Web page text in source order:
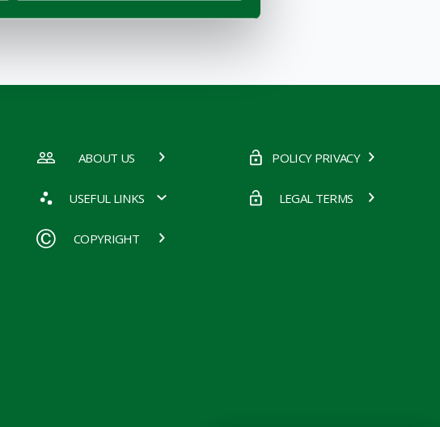
ABOUT US POLICY PRIVACY
USEFUL LINKS LEGAL TERMS
COPYRIGHT